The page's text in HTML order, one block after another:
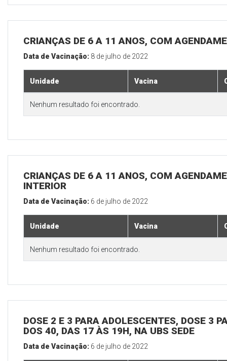
CRIANÇAS DE 6 A 11 ANOS, COM
Data de Vacinação: 8 de julho de 2022
Unidade Vacina
Nenhum resultado foi encontrado.
CRIANÇAS DE 6 A 11 ANOS, COM
INTERIOR
Data de Vacinação: 6 de julho de 2022
Unidade Vacina
Nenhum resultado foi encontrado.
DOSE 2 E 3 PARA ADOLESCENTES, DOSE 3
DOS 40, DAS 17 ÀS 19H, NA UBS SEDE
Data de Vacinação: 6 de julho de 2022